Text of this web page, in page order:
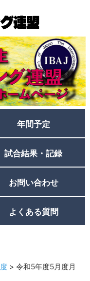
年間予定
試合結果・記録
お問い合わせ
よくある質問
>令和5年度5月度月